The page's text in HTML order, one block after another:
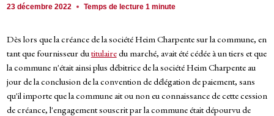
23 décembre 2022 Temps de lecture1 minute
Dès lors que la créance de la société Heim Charpente sur la commune, en
tant que fournisseur dutitulairedu marché, avait été cédée à un tiers et que
la commune n'était ainsi plus débitrice de la société Heim Charpente au
jour de la conclusion de la convention de délégation de paiement, sans
qu'il importe que la commune ait ou non eu connaissance de cette cession
de créance, l'engagement souscrit par la commune était dépourvu de